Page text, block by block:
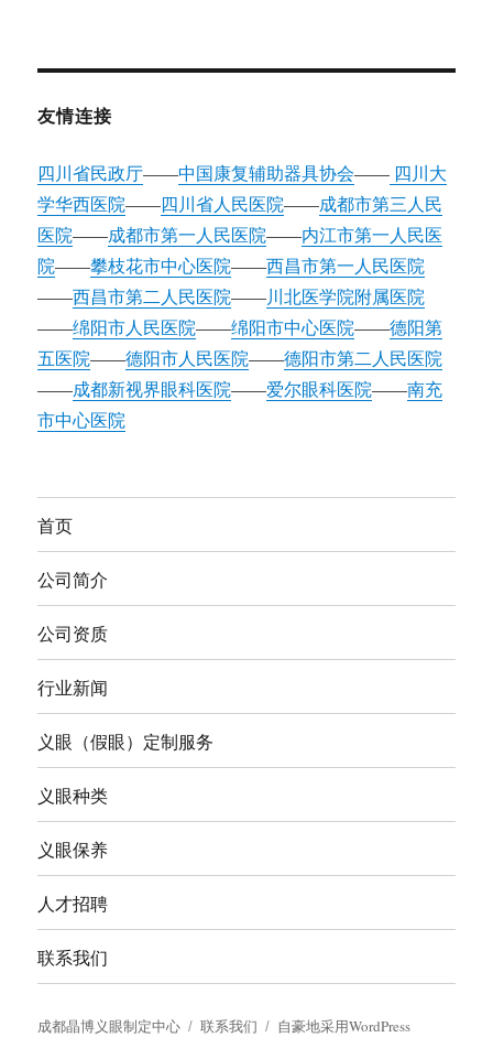
友情连接
四川省民政厅——中国康复辅助器具协会—— 四川大
学华西医院——四川省人民医院——成都市第三人民
医院——成都市第一人民医院——内江市第一人民医
院——攀枝花市中心医院——西昌市第一人民医院
——西昌市第二人民医院——川北医学院附属医院
——绵阳市人民医院——绵阳市中心医院——德阳第
五医院——德阳市人民医院——德阳市第二人民医院
——成都新视界眼科医院——爱尔眼科医院——南充
市中心医院
首页
公司简介
公司资质
行业新闻
义眼（假眼）定制服务
义眼种类
义眼保养
人才招聘
联系我们
成都晶博义眼制定中心 联系我们 自豪地采用WordPress